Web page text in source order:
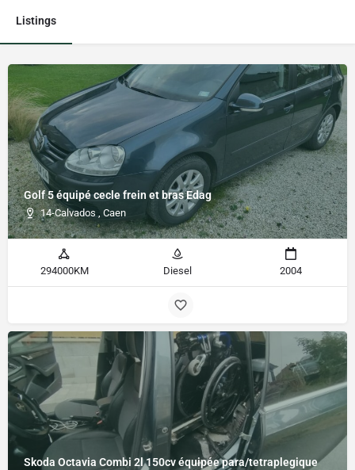
Listings
Golf 5 équipé cecle frein et bras Edag
14-Calvados , Caen
294000KM Diesel 2004
Skoda Octavia Combi 2l 150cv équipée para/tetraplegique